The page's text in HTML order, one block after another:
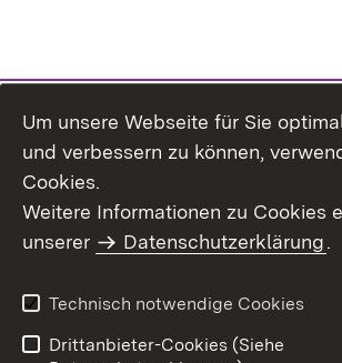
Benutzungshinweise
Erklärung
Um unsere Webseite für Sie
und verbessern zu können,
Cookies.
Weitere Informationen zu Cookies
unserer
Datenschutzerklärung.
Technisch notwendige Cookies
Drittanbieter-Cookies (Siehe